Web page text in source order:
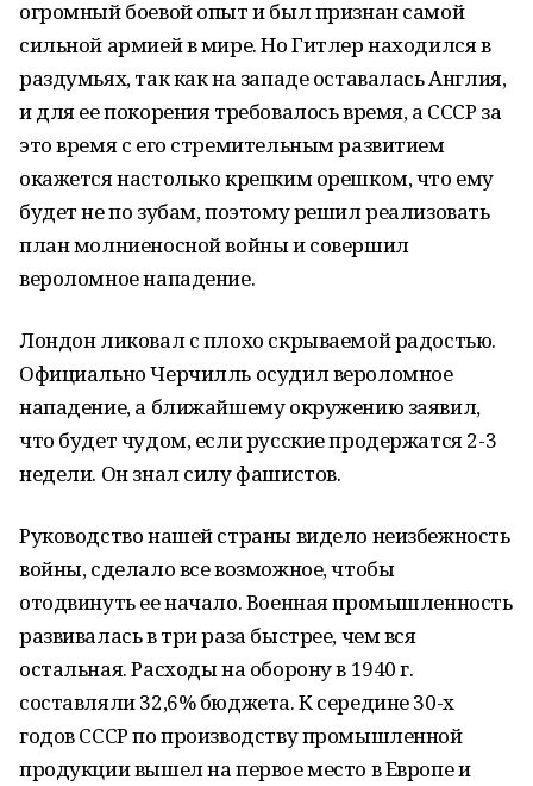
огромный боевой опыт и был признан самой
сильной армией в мире. Но Гитлер находился в
раздумьях, так как на западе оставалась Англия,
и для ее покорения требовалось время, а СССР за
это время с его стремительным развитием
окажется настолько крепким орешком, что ему
будет не по зубам, поэтому решил реализовать
план молниеносной войны и совершил
вероломное нападение.
Лондон ликовал с плохо скрываемой радостью.
Официально Черчилль осудил вероломное
нападение, а ближайшему окружению заявил,
что будет чудом, если русские продержатся 2-3
недели. Он знал силу фашистов.
Руководство нашей страны видело неизбежность
войны, сделало все возможное, чтобы
отодвинуть ее начало. Военная промышленность
развивалась в три раза быстрее, чем вся
остальная. Расходы на оборону в 1940 г.
составляли 32,6% бюджета. К середине 30-х
годов СССР по производству промышленной
продукции вышел на первое место в Европе и